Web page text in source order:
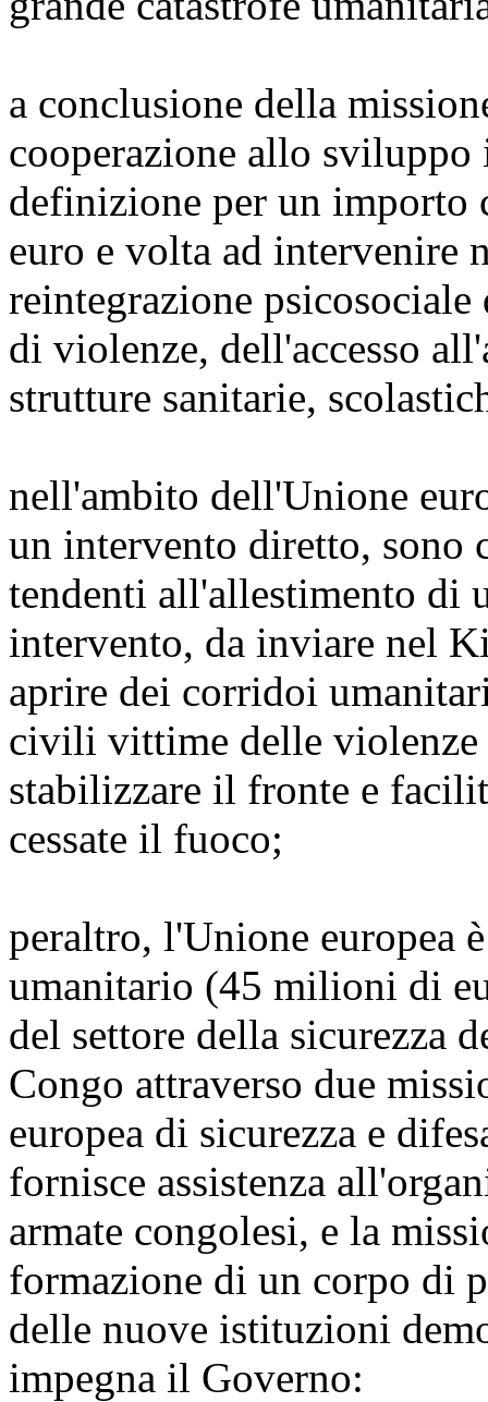
a conclusione della
cooperazione allo sviluppo
definizione per un
euro e volta ad intervenire
reintegrazione
di violenze, dell'accesso
strutture sanitarie,
nell'ambito dell'Unione
un intervento diretto, sono
tendenti all'allestimento di
intervento, da inviare nel
aprire dei corridoi
civili vittime delle violenze
stabilizzare il fronte e
cessate il fuoco;
peraltro, l'Unione europea
umanitario (45 milioni di
del settore della sicurezza
Congo attraverso due
europea di sicurezza e
fornisce assistenza
armate congolesi, e la
formazione di un corpo di
delle nuove istituzioni
impegna il Governo: